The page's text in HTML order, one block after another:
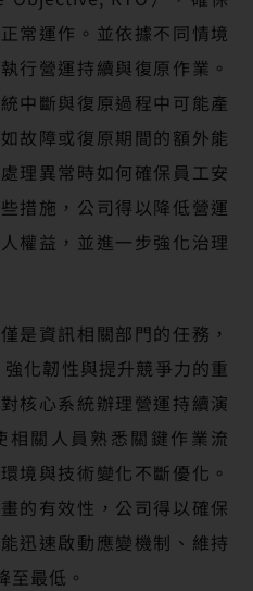
常運作。並依據不同情境
行營運持續與復原作業。
中斷與復原過程中可能產
故障或復原期間的額外能
理異常時如何確保員工安
措施，公司得以降低營運
權益，並進一步強化治理
是資訊相關部門的任務，
化韌性與提升競爭力的重
核心系統辦理營運持續演
關人員熟悉關鍵作業流
境與技術變化不斷優化。
的有效性，公司得以確保
迅速啟動應變機制、維持
至最低。